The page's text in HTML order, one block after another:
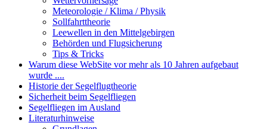
Meteorologie / Klima / Physik
Sollfahrttheorie
Leewellen in den Mittelgebirgen
Behörden und Flugsicherung
Tips & Tricks
Warum diese WebSite vor mehr als 10 Jahren aufgebaut
wurde ....
Historie der Segelflugtheorie
Sicherheit beim Segelfliegen
Segelfliegen im Ausland
Literaturhinweise